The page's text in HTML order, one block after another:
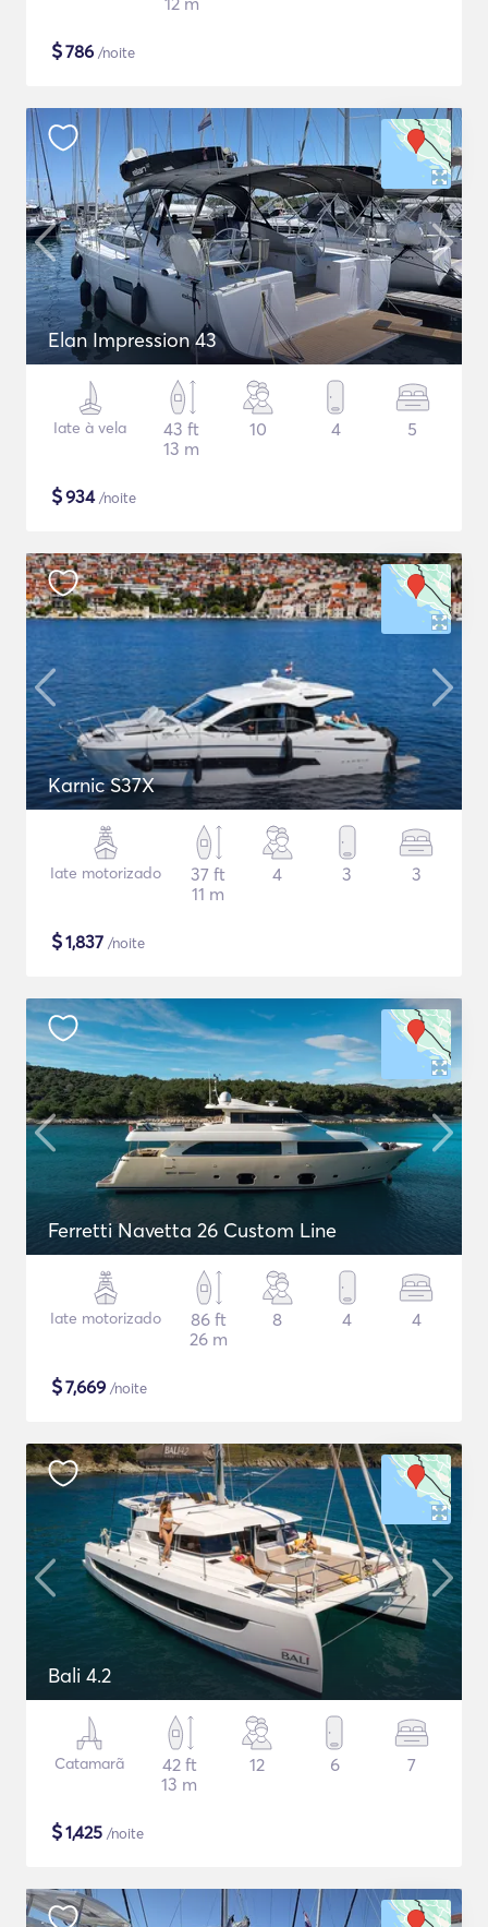
$786 /noite
Elan Impression 43
Iate à vela
43 ft
13 m
10 4 5
$934/noite
Karnic S37X
Iate motorizado
37 ft
11 m
4 3 3
$1,837 /noite
Ferretti Navetta 26 Custom Line
Iate motorizado
86 ft
26 m
8 4 4
$7,669 /noite
Bali 4.2
Catamarã
42 ft
13 m
12 6 7
$1,425 /noite